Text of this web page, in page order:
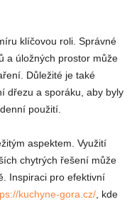
klíčovou roli. Správné
a úložných prostor může
Důležité je také
dřezu a sporáku, aby byly
použití.
aspektem. Využití
chytrých řešení může
Inspiraci pro efektivní
kuchyne-gora.cz/ , kde